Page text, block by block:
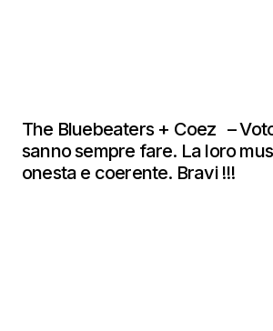
The Bluebeaters + Coez –
sanno sempre fare. La loro
onesta e coerente. Bravi !!!